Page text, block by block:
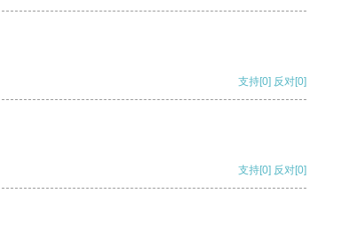
支持[0] 反对[0]
支持[0] 反对[0]